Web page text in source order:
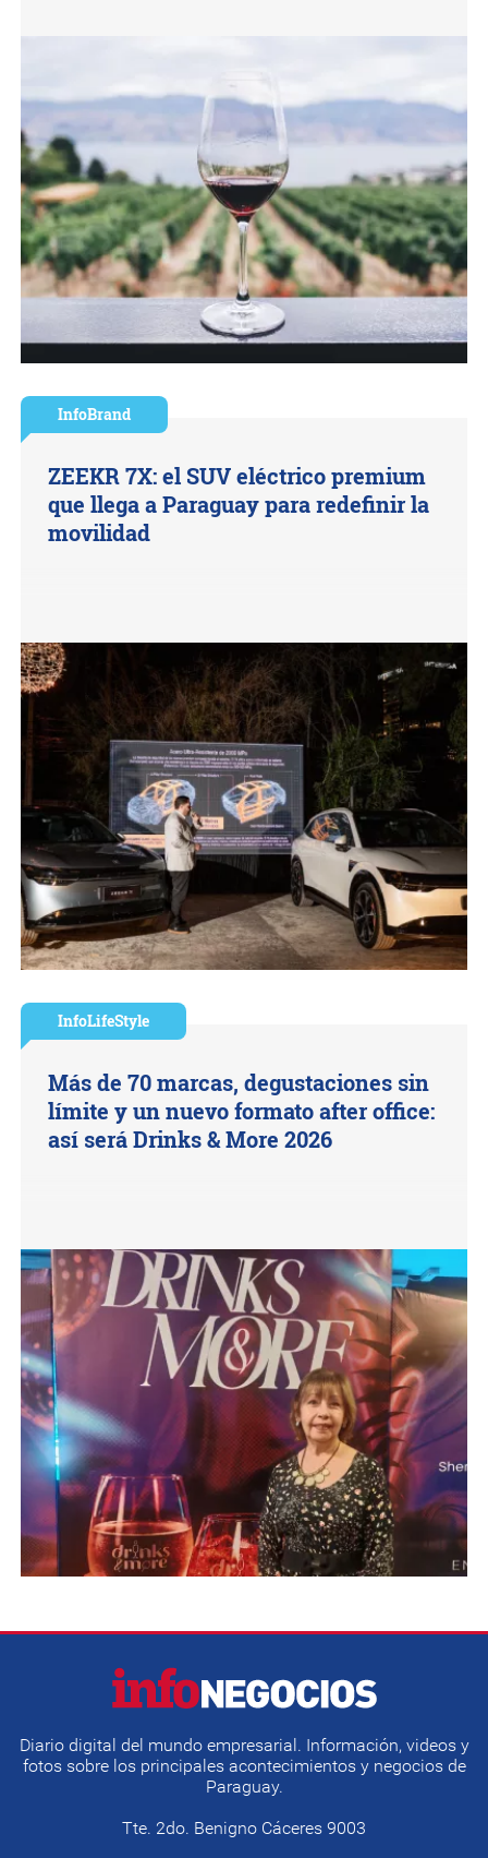
InfoBrand
ZEEKR 7X: el SUV eléctrico premium
que llega a Paraguay para redefinir la
movilidad
InfoLifeStyle
Más de 70 marcas, degustaciones sin
límite y un nuevo formato after office:
así será Drinks & More 2026
Diario digital del mundo empresarial. Información, videos y
fotos sobre los principales acontecimientos y negocios de
Paraguay.
Tte. 2do. Benigno Cáceres 9003